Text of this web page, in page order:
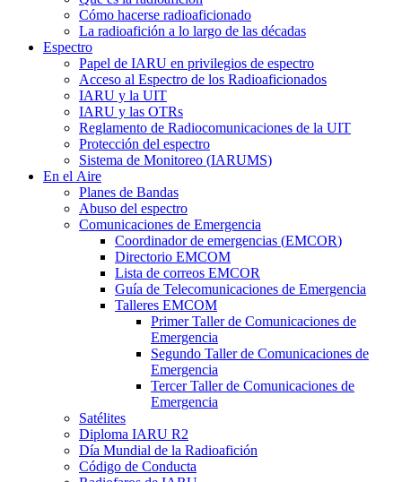
Cómo hacerse radioaficionado
La radioafición a lo largo de las décadas
Espectro
Papel de IARU en privilegios de espectro
Acceso al Espectro de los Radioaficionados
IARU y la UIT
IARU y las OTRs
Reglamento de Radiocomunicaciones de la UIT
Protección del espectro
Sistema de Monitoreo (IARUMS)
En el Aire
Planes de Bandas
Abuso del espectro
Comunicaciones de Emergencia
Coordinador de emergencias (EMCOR)
Directorio EMCOM
Lista de correos EMCOR
Guía de Telecomunicaciones de Emergencia
Talleres EMCOM
Primer Taller de Comunicaciones de
Emergencia
Segundo Taller de Comunicaciones de
Emergencia
Tercer Taller de Comunicaciones de
Emergencia
Satélites
Diploma IARU R2
Día Mundial de la Radioafición
Código de Conducta